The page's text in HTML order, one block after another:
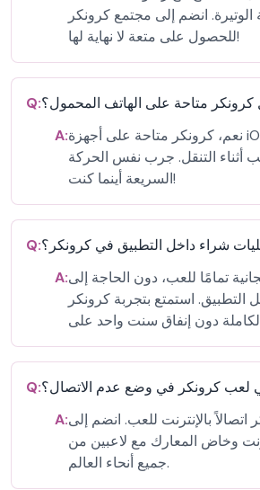
انضم إلى مجتمع كرونكر
للحصول على متعة لا نهاية لها!
Q:متاحة على الهاتف المحمول؟
A:نعم، كرونكر متاحة على أجهزة iOS وAndroid، مما
أثناء التنقل. جرب نفس الحركة
السريعة أينما كنت!
Q:شراء داخل التطبيق في كرونكر؟
A:تمامًا للعب، دون الحاجة إلى
التطبيق. استمتع بتجربة كرونكر
Q:لعب كرونكر في وضع عدم الاتصال؟
A:اتصالاً بالإنترنت للعب. انضم إلى
وخاض المعارك مع لاعبين من
جميع أنحاء العالم.